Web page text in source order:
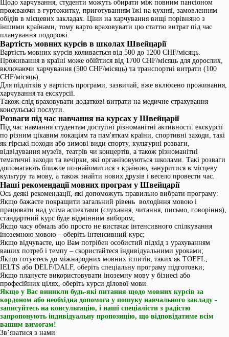
Щодо харчування, студенти можуть обирати між повним пансіоном
прожваючи в гуртожитку, приготуванням їжі на кухняі, замовленням
обідів в місцевих закладах. Ціни на харчування вищі порівняно з
іншими країнами, тому варто враховувати цю статтю витрат під час
планування подорожі.
Вартість мовних курсів в школах Швейцарії
Вартість мовних курсів коливається від 500 до 1200 CHF/місяць.
Проживання в країні може обійтися від 1700 CHF/місяць для дорослих,
включаючи харчування (500 CHF/місяць) та транспортні витрати (100
CHF/місяць).
Для підлітків у вартість програми, зазвичай, вже включено проживання,
харчування та екскурсії.
Також слід враховувати додаткові витрати на медичне страхування
консульські послуги.
Розваги під час навчання на курсах у Швейцарії
Під час навчання студентам доступні різноманітні активності: екскурсії
по різним цікавим локаціям та пам'яткам країни, спортивні заходи, такі
як гірські походи або зимові види спорту, культурні розваги,
відвідування музеїв, театрів чи концертів, а також різноманітні
тематичні заходи та вечірки, які організовуються школами. Такі розваги
допомагають ближче познайомитися з країною, зануритися в місцеву
культуру та мову, а також знайти нових друзів і весело провести час.
Наші рекомендації мовних програм у Швейцарії
Ось деякі рекомендації, які допоможуть правильно вибрати програму:
Якщо бажаєте покращити загальний рівень володіння мовою і
працювати над усіма аспектами (слухання, читання, письмо, говоріння),
стандартний курс буде відмінним вибором;
Якщо часу обмаль або просто не вистачає інтенсивного спілкування
іноземною мовою – оберіть інтенсивний курс;
Якщо відчуваєте, що Вам потрібен особистий підхід з урахуванням
ваших потреб і темпу – скористайтеся індивідуальними уроками;
Якщо готуєтесь до міжнародних мовних іспитів, таких як TOEFL,
IELTS або DELF/DALF, оберіть спеціальну програму підготовки;
Якщо плануєте використовувати іноземну мову у бізнесі або
професійних цілях, оберіть курси ділової мови.
Якщо у Вас виникли будь-які питання щодо мовних курсів за
кордоном або необхідна допомога у пошуку навчального закладу -
записуйтесь на консультацію, і наші спеціалісти з радістю
запропонують індивідуальну пропозицію, що відповідатиме всім
вашим вимогам!
Зв’язатися з нами